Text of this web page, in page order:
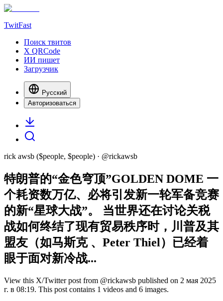
TwitFast
Поиск твитов
X QRCode
ИИ пишет
Загрузчик
Русский
Авторизоваться
rick awsb ($people, $people) · @rickawsb
特朗普的“金色穹顶”GOLDEN DOME 一
个耗资数万亿、必将引发新一轮军备竞赛
的新“星球大战”。 当世界还在讨论关税
战如何终结了现有贸易秩序时，川普及其
盟友（如马斯克 、Peter Thiel）已经着
眼于面对新冷战...
View this X/Twitter post from @rickawsb published on 2 мая 2025
г. в 08:19. This post contains 1 videos and 6 images.